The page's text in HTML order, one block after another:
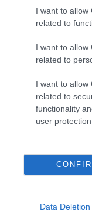
I want to allow
related to
I want to allow
related to
I want to allow
related to
functionality
user protection.
Data Deletion
06.08.2026 | 21:02
Τελεσίγραφο
«Σταματήστε
χτυπήσουμε